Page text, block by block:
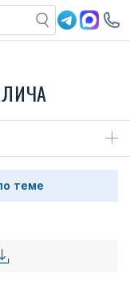
теме